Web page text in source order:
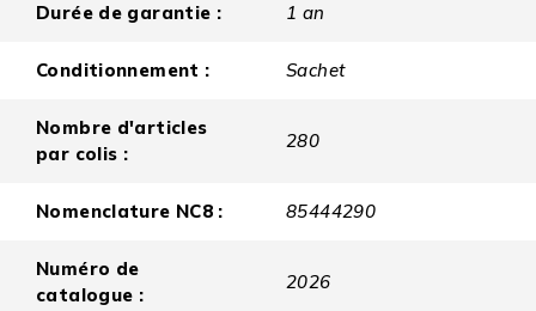
Durée de garantie : 1 an
Conditionnement : Sachet
Nombre d'articles
par colis :
280
Nomenclature NC8 : 85444290
Numéro de
catalogue :
2026